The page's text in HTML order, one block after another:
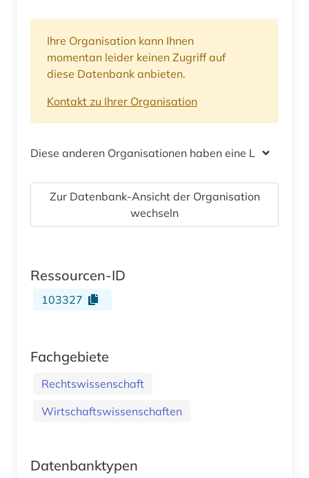
Ihre Organisation kann Ihnen
momentan leider keinen Zugriff auf
diese Datenbank anbieten.
Kontakt zu Ihrer Organisation
Diese anderen Organisationen haben eine Lizenz
Zur Datenbank-Ansicht der Organisation
wechseln
Ressourcen-ID
103327
Fachgebiete
Rechtswissenschaft
Wirtschaftswissenschaften
Datenbanktypen